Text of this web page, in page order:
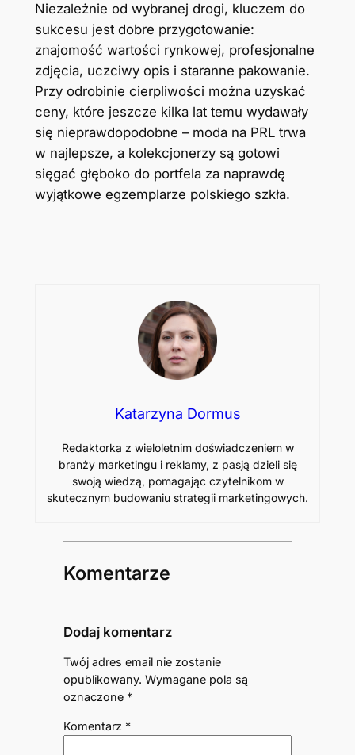
Niezależnie od wybranej drogi, kluczem do
sukcesu jest dobre przygotowanie:
znajomość wartości rynkowej, profesjonalne
zdjęcia, uczciwy opis i staranne pakowanie.
Przy odrobinie cierpliwości można uzyskać
ceny, które jeszcze kilka lat temu wydawały
się nieprawdopodobne – moda na PRL trwa
w najlepsze, a kolekcjonerzy są gotowi
sięgać głęboko do portfela za naprawdę
wyjątkowe egzemplarze polskiego szkła.
Katarzyna Dormus
Redaktorka z wieloletnim doświadczeniem w
branży marketingu i reklamy, z pasją dzieli się
swoją wiedzą, pomagając czytelnikom w
skutecznym budowaniu strategii marketingowych.
Komentarze
Dodaj komentarz
Twój adres email nie zostanie
opublikowany. Wymagane pola są
oznaczone *
Komentarz *